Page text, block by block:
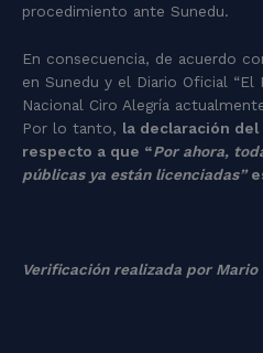
procedimiento ante Sunedu.
En consecuencia, de acuerdo
en Sunedu y el Diario Oficial “El
Nacional Ciro Alegría
Por lo tanto, la declaración
respecto a que “Por ahora,
públicas ya están licenciadas”
Verificación realizada por Mario